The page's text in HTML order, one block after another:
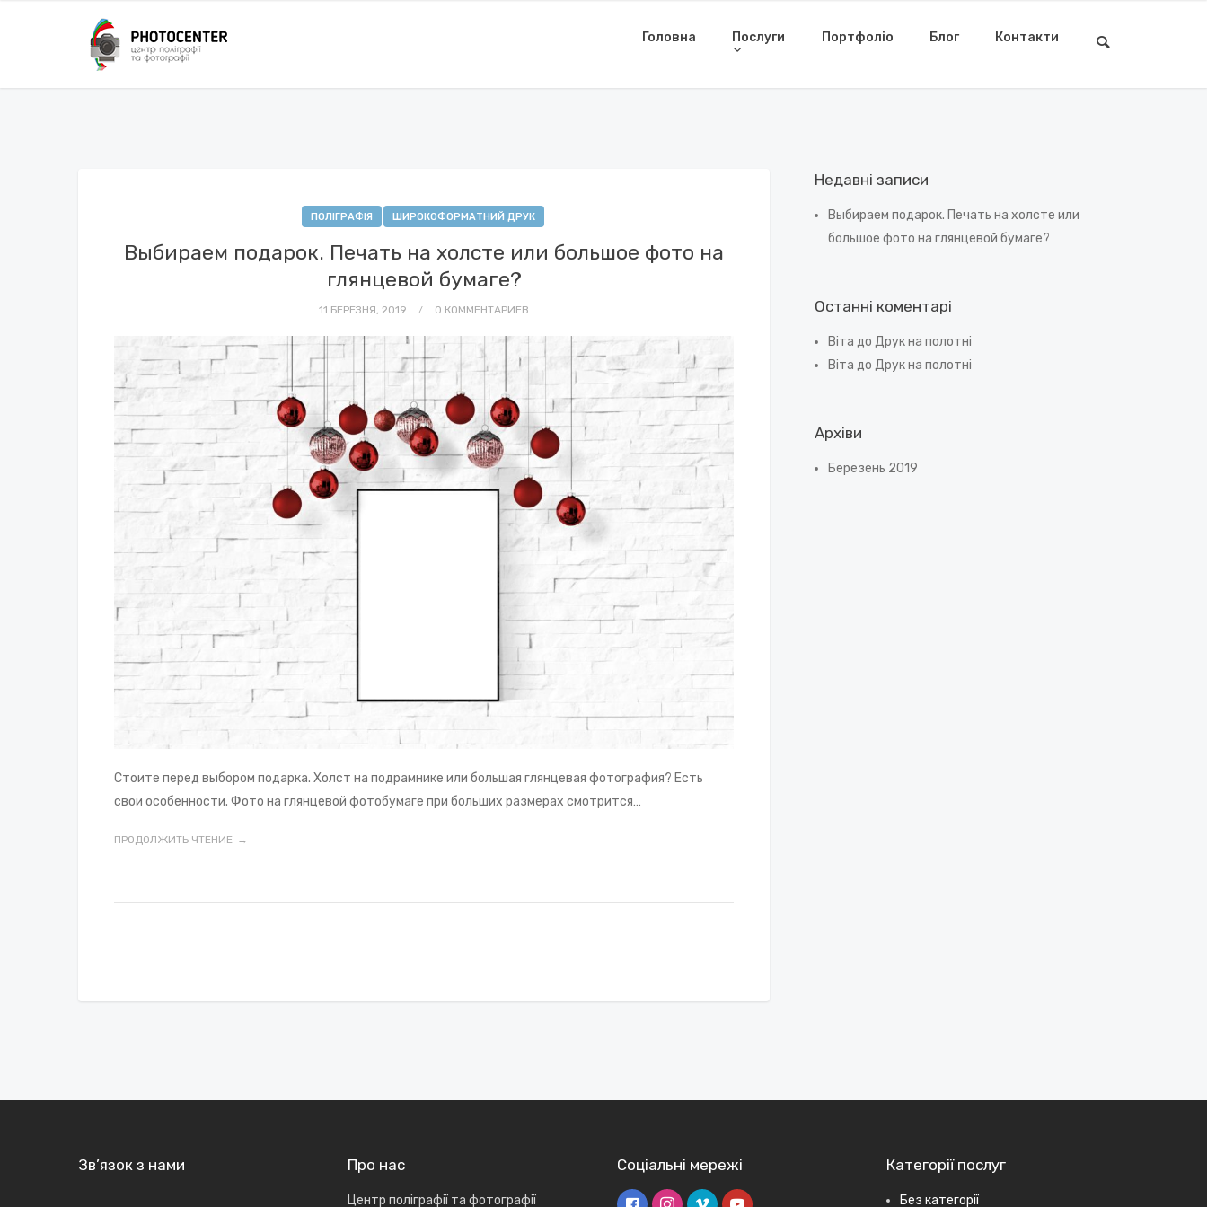
Головна Послуги Портфоліо Блог Контакти
ПОЛІГРАФІЯ ШИРОКОФОРМАТНИЙ ДРУК
Выбираем подарок. Печать на холсте или большое фото на
глянцевой бумаге?
11 БЕРЕЗНЯ, 2019 0 КОММЕНТАРИЕВ
Стоите перед выбором подарка. Холст на подрамнике или большая глянцевая фотография? Есть
свои особенности. Фото на глянцевой фотобумаге при больших размерах смотрится…
ПРОДОЛЖИТЬ ЧТЕНИЕ
Недавні записи
Выбираем подарок. Печать на холсте или
большое фото на глянцевой бумаге?
Останні коментарі
Віта до Друк на полотні
Віта до Друк на полотні
Архіви
Березень 2019
Зв’язок з нами Про нас
Центр поліграфії та фотографії
Соціальні мережі Категорії послуг
Без категорії